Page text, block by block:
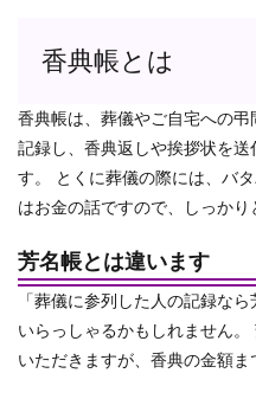
香典帳とは
香典帳は、葬儀やご自宅への
記録し、香典返しや挨拶状を
す。 とくに葬儀の際には、バ
はお金の話ですので、しっかり
芳名帳とは違います
「葬儀に参列した人の記録な
いらっしゃるかもしれません。
いただきますが、香典の金額ま